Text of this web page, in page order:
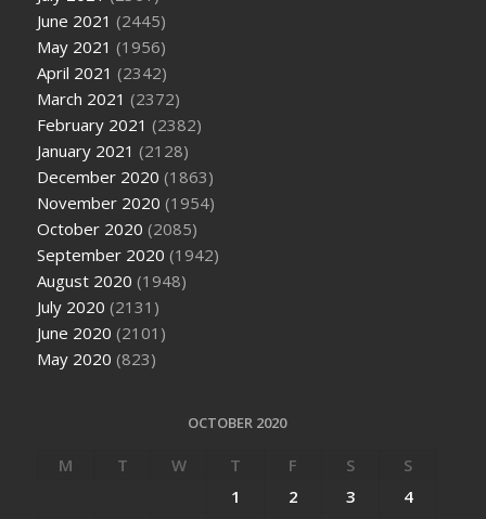
June 2021 (2445)
May 2021 (1956)
April 2021 (2342)
March 2021 (2372)
February 2021 (2382)
January 2021 (2128)
December 2020 (1863)
November 2020 (1954)
October 2020 (2085)
September 2020 (1942)
August 2020 (1948)
July 2020 (2131)
June 2020 (2101)
May 2020 (823)
OCTOBER 2020
M T W T F S
S
1
2 3 4